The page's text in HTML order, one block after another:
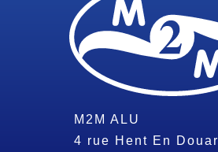
M2M ALU
4 rue Hent En Douar